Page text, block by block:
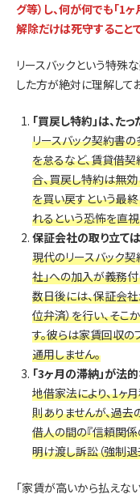
グ等）し、何が何でも「1
解除だけは死守することで
リースバックという特殊
した方が絶対に理解して
「買戻し特約」は、た
リースバック契約書の
を怠るなど、賃貸借
合、買戻し特約は無効
を買い戻すという最
れるという恐怖を直
保証会社の取り立ては
現代のリースバック
社」への加入が義務
数日後には、保証会
位弁済）を行い、そ
す。彼らは家賃回収の
通用しません。
「3ヶ月の滞納」が法
地借家法により、1ヶ
則ありませんが、過去
借人の間の『信頼関
明け渡し訴訟（強制退
「家賃が高いから払えな